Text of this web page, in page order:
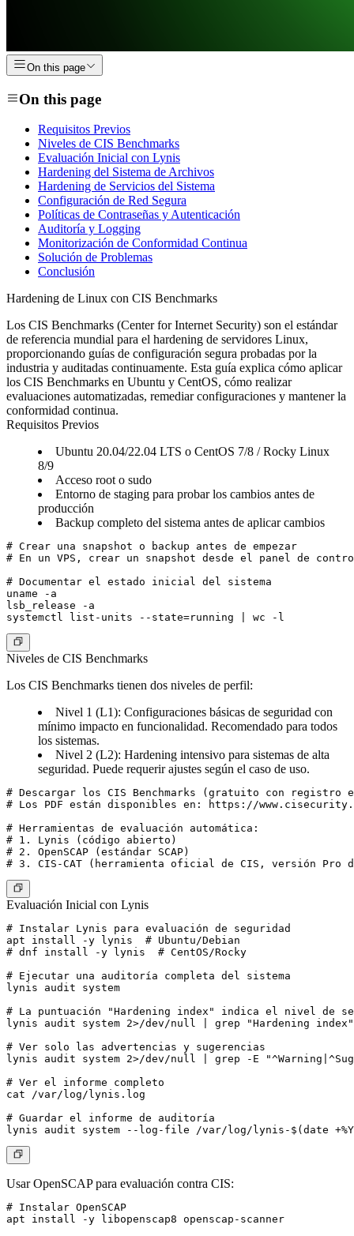
On this page
On this page
Requisitos Previos
Niveles de CIS Benchmarks
Evaluación Inicial con Lynis
Hardening del Sistema de Archivos
Hardening de Servicios del Sistema
Configuración de Red Segura
Políticas de Contraseñas y Autenticación
Auditoría y Logging
Monitorización de Conformidad Continua
Solución de Problemas
Conclusión
Hardening de Linux con CIS Benchmarks
Los CIS Benchmarks (Center for Internet Security) son el estándar
de referencia mundial para el hardening de servidores Linux,
proporcionando guías de configuración segura probadas por la
industria y auditadas continuamente. Esta guía explica cómo aplicar
los CIS Benchmarks en Ubuntu y CentOS, cómo realizar
evaluaciones automatizadas, remediar configuraciones y mantener la
conformidad continua.
Requisitos Previos
Ubuntu 20.04/22.04 LTS o CentOS 7/8 / Rocky Linux
8/9
Acceso root o sudo
Entorno de staging para probar los cambios antes de
producción
Backup completo del sistema antes de aplicar cambios
# Crear una snapshot o backup antes de empezar
# En un VPS, crear un snapshot desde el panel de
# Documentar el estado inicial del sistema
uname -a
lsb_release -a
Niveles de CIS Benchmarks
Los CIS Benchmarks tienen dos niveles de perfil:
Nivel 1 (L1): Configuraciones básicas de seguridad con
mínimo impacto en funcionalidad. Recomendado para todos
los sistemas.
Nivel 2 (L2): Hardening intensivo para sistemas de alta
seguridad. Puede requerir ajustes según el caso de uso.
# Descargar los CIS Benchmarks (gratuito con
# Los PDF están disponibles en: https://
# Herramientas de evaluación automática:
# 1. Lynis (código abierto)
# 2. OpenSCAP (estándar SCAP)
Evaluación Inicial con Lynis
# Instalar Lynis para evaluación de seguridad
apt install -y lynis  # Ubuntu/Debian
# dnf install -y lynis  # CentOS/Rocky
# Ejecutar una auditoría completa del sistema
lynis audit system
# La puntuación "Hardening index" indica el nivel de
lynis audit system 2>/dev/null | grep "Hardening index"
# Ver solo las advertencias y sugerencias
lynis audit system 2>/dev/null | grep -E
# Ver el informe completo
cat /var/log/lynis.log
# Guardar el informe de auditoría
Usar OpenSCAP para evaluación contra CIS:
# Instalar OpenSCAP
apt install -y libopenscap8 openscap-scanner